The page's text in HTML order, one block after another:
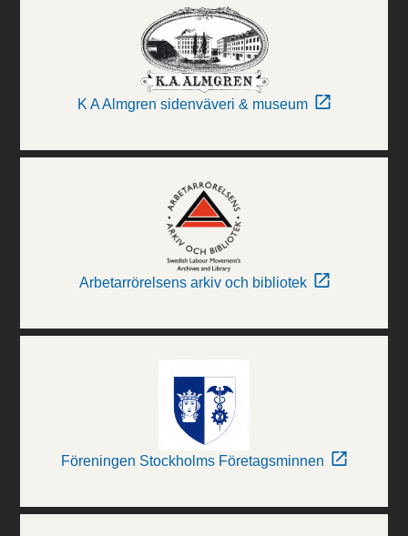
K A Almgren sidenväveri & museum
Arbetarrörelsens arkiv och bibliotek
Föreningen Stockholms Företagsminnen